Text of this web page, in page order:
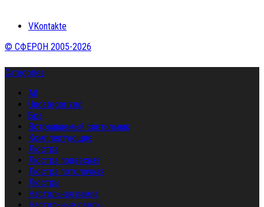
VKontakte
© СФЕРОН 2005-2026
Categories
All
Uncategorized
Бра
Встраиваемый светильник
Комплектующие
Люстра
Люстра подвесная
Люстра потолочная
Люстры
Настольная лампа